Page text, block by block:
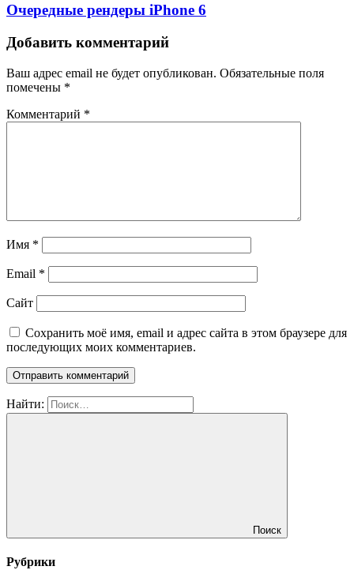
Очередные рендеры iPhone 6
Добавить комментарий
Ваш адрес email не будет опубликован. Обязательные поля
помечены *
Комментарий *
Имя *
Email *
Сайт
Сохранить моё имя, email и адрес сайта в этом браузере для
последующих моих комментариев.
Найти:
Поиск
Рубрики